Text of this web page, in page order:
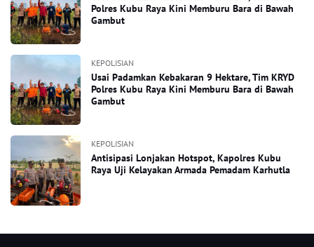
Polres Kubu Raya Kini Memburu Bara di Bawah
Gambut
KEPOLISIAN
Usai Padamkan Kebakaran 9 Hektare, Tim KRYD
Polres Kubu Raya Kini Memburu Bara di Bawah
Gambut
KEPOLISIAN
Antisipasi Lonjakan Hotspot, Kapolres Kubu
Raya Uji Kelayakan Armada Pemadam Karhutla